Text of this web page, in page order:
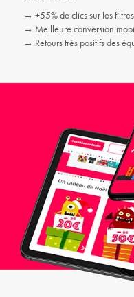
→ +55% de clics sur les
→ Meilleure conversion
→ Retours très positifs des